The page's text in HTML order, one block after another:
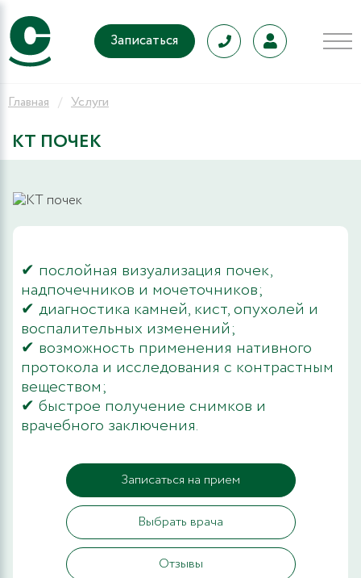
Записаться
Главная Услуги
КТ ПОЧЕК
✔ послойная визуализация почек,
надпочечников и мочеточников;
✔ диагностика камней, кист, опухолей и
воспалительных изменений;
✔ возможность применения нативного
протокола и исследования с контрастным
веществом;
✔ быстрое получение снимков и
врачебного заключения.
Записаться на прием
Выбрать врача
Отзывы